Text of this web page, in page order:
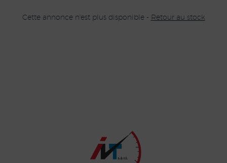
Cette annonce n'est plus disponible - Retour au stock